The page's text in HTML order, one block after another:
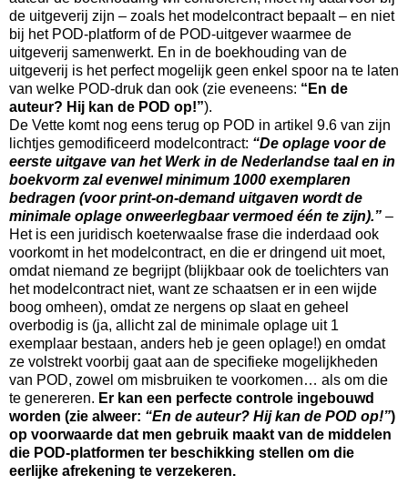
de uitgeverij zijn – zoals het modelcontract bepaalt – en niet
bij het POD-platform of de POD-uitgever waarmee de
uitgeverij samenwerkt. En in de boekhouding van de
uitgeverij is het perfect mogelijk geen enkel spoor na te laten
van welke POD-druk dan ook (zie eveneens: “En de
auteur? Hij kan de POD op!”).
De Vette komt nog eens terug op POD in artikel 9.6 van zijn
lichtjes gemodificeerd modelcontract: “De oplage voor de
eerste uitgave van het Werk in de Nederlandse taal en in
boekvorm zal evenwel minimum 1000 exemplaren
bedragen (voor print-on-demand uitgaven wordt de
minimale oplage onweerlegbaar vermoed één te zijn).” –
Het is een juridisch koeterwaalse frase die inderdaad ook
voorkomt in het modelcontract, en die er dringend uit moet,
omdat niemand ze begrijpt (blijkbaar ook de toelichters van
het modelcontract niet, want ze schaatsen er in een wijde
boog omheen), omdat ze nergens op slaat en geheel
overbodig is (ja, allicht zal de minimale oplage uit 1
exemplaar bestaan, anders heb je geen oplage!) en omdat
ze volstrekt voorbij gaat aan de specifieke mogelijkheden
van POD, zowel om misbruiken te voorkomen… als om die
te genereren. Er kan een perfecte controle ingebouwd
worden (zie alweer: “En de auteur? Hij kan de POD op!”)
op voorwaarde dat men gebruik maakt van de middelen
die POD-platformen ter beschikking stellen om die
eerlijke afrekening te verzekeren.